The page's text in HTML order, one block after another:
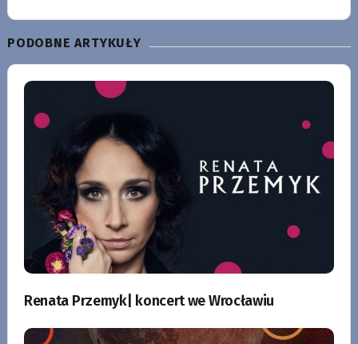
PODOBNE ARTYKUŁY
Renata Przemyk| koncert we Wrocławiu